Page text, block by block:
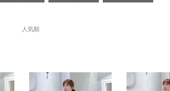
人気順